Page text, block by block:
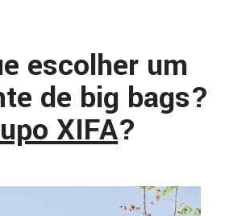
escolher um
de big bags?
XIFA?